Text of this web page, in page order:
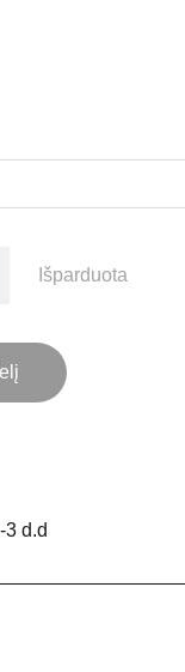
Išparduota
3 d.d